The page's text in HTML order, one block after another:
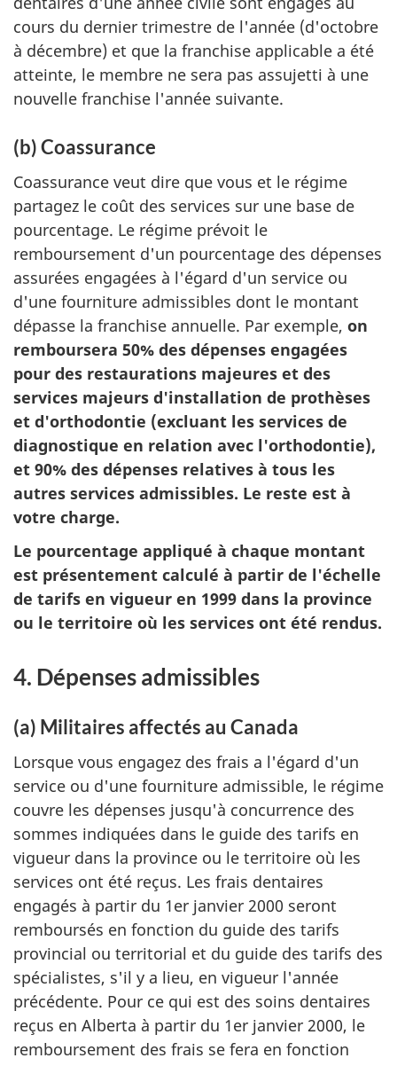
cours du dernier trimestre de l'année (d'octobre
à décembre) et que la franchise applicable a été
atteinte, le membre ne sera pas assujetti à une
nouvelle franchise l'année suivante.
(b) Coassurance
Coassurance veut dire que vous et le régime
partagez le coût des services sur une base de
pourcentage. Le régime prévoit le
remboursement d'un pourcentage des dépenses
assurées engagées à l'égard d'un service ou
d'une fourniture admissibles dont le montant
dépasse la franchise annuelle. Par exemple, on
remboursera 50% des dépenses engagées
pour des restaurations majeures et des
services majeurs d'installation de prothèses
et d'orthodontie (excluant les services de
diagnostique en relation avec l'orthodontie),
et 90% des dépenses relatives à tous les
autres services admissibles. Le reste est à
votre charge.
Le pourcentage appliqué à chaque montant
est présentement calculé à partir de l'échelle
de tarifs en vigueur en 1999 dans la province
ou le territoire où les services ont été rendus.
4. Dépenses admissibles
(a) Militaires affectés au Canada
Lorsque vous engagez des frais a l'égard d'un
service ou d'une fourniture admissible, le régime
couvre les dépenses jusqu'à concurrence des
sommes indiquées dans le guide des tarifs en
vigueur dans la province ou le territoire où les
services ont été reçus. Les frais dentaires
engagés à partir du 1er janvier 2000 seront
remboursés en fonction du guide des tarifs
provincial ou territorial et du guide des tarifs des
spécialistes, s'il y a lieu, en vigueur l'année
précédente. Pour ce qui est des soins dentaires
reçus en Alberta à partir du 1er janvier 2000, le
remboursement des frais se fera en fonction